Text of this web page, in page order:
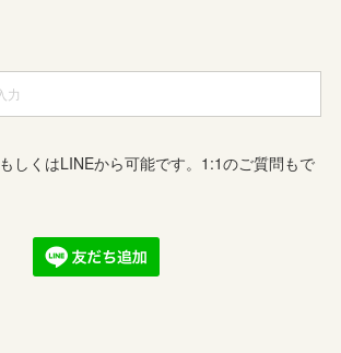
しくはLINEから可能です。1:1のご質問もで